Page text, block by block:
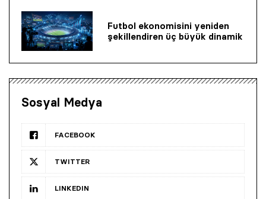
Futbol ekonomisini yeniden
şekillendiren üç büyük dinamik
Sosyal Medya
FACEBOOK
TWITTER
LINKEDIN